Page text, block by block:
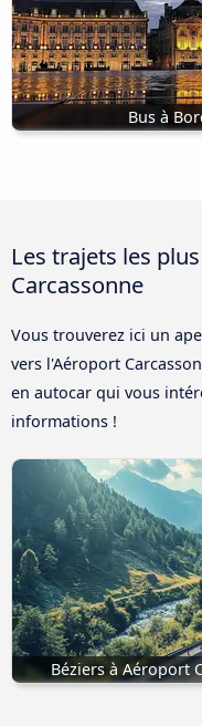
Bus à
Les trajets les
Carcassonne
Vous trouverez ici un
vers l'Aéroport
en autocar qui vous
informations !
Béziers à Aéroport